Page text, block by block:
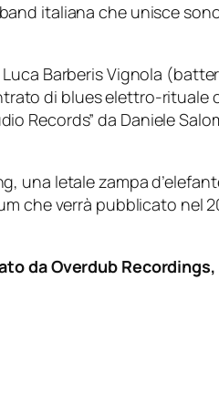
italiana che unisce
Barberis Vignola
di blues elettro-rituale
Records” da Daniele
una letale zampa
che verrà pubblicato nel
da Overdub Recordings,